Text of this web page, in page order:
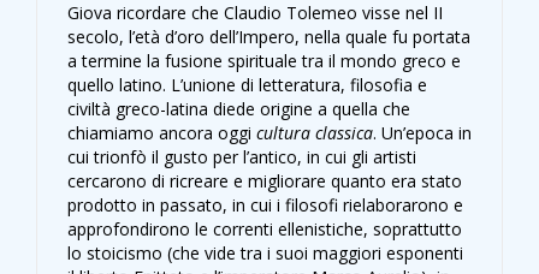
Giova ricordare che Claudio Tolemeo visse nel II
secolo, l’età d’oro dell’Impero, nella quale fu portata
a termine la fusione spirituale tra il mondo greco e
quello latino. L’unione di letteratura, filosofia e
civiltà greco-latina diede origine a quella che
chiamiamo ancora oggi cultura classica. Un’epoca in
cui trionfò il gusto per l’antico, in cui gli artisti
cercarono di ricreare e migliorare quanto era stato
prodotto in passato, in cui i filosofi rielaborarono e
approfondirono le correnti ellenistiche, soprattutto
lo stoicismo (che vide tra i suoi maggiori esponenti